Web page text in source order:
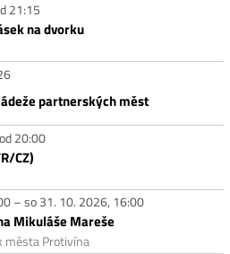
21:15
na dvorku
partnerských měst
20:00
CZ)
– so 31. 10. 2026, 16:00
Mikuláše Mareše
města Protivína